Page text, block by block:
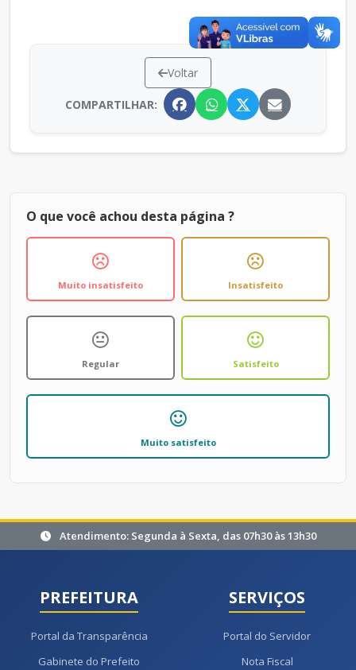
Voltar
COMPARTILHAR:
O que você achou desta página ?
Muito insatisfeito Insatisfeito
Regular Satisfeito
Muito satisfeito
Atendimento: Segunda à Sexta, das 07h30 às 13h30
PREFEITURA
Portal da Transparência
Gabinete do Prefeito
SERVIÇOS
Portal do Servidor
Nota Fiscal